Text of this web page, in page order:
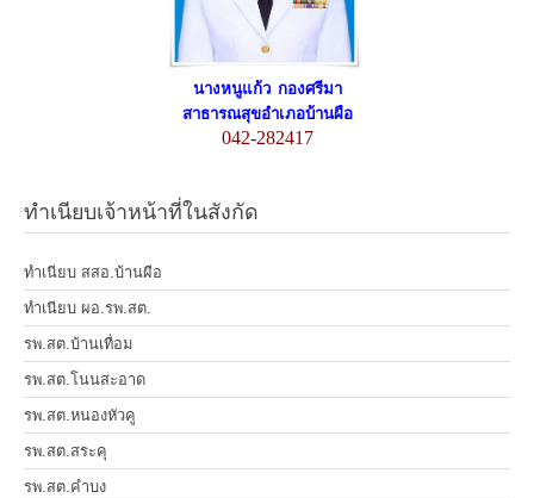
นางหนูแก้ว กองศรีมา
สาธารณสุขอำเภอบ้านผือ
042-282417
ทำเนียบเจ้าหน้าที่ในสังกัด
ทำเนียบ สสอ.บ้านผือ
ทำเนียบ ผอ.รพ.สต.
รพ.สต.บ้านเทื่อม
รพ.สต.โนนสะอาด
รพ.สต.หนองหัวคู
รพ.สต.สระคุ
รพ.สต.คำบง